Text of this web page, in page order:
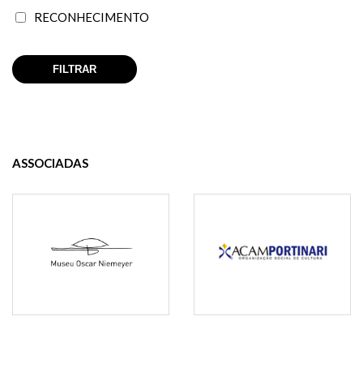
RECONHECIMENTO
ASSOCIADAS